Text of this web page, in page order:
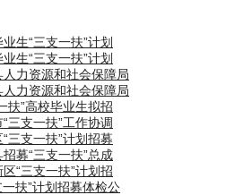
生“三支一扶”计划
生“三支一扶”计划
力资源和社会保障局
力资源和社会保障局
扶”高校毕业生拟招
三支一扶”工作协调
三支一扶”计划招募
募“三支一扶”总成
“三支一扶”计划招
扶”计划招募体检公